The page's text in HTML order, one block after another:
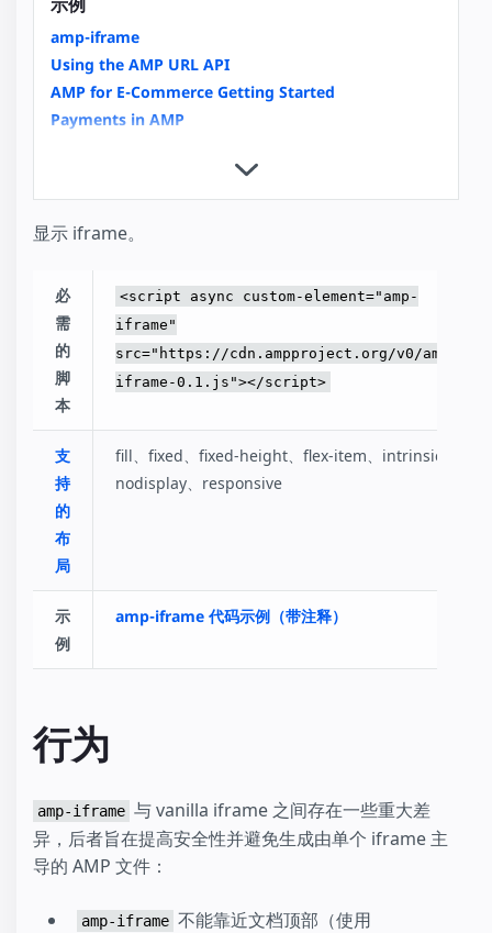
amp-iframe
Using the AMP URL API
AMP for E-Commerce Getting Started
Payments in AMP
Custom Loading Indicators
Integrating Videos in AMP an Overview
Video Carousels with amp-carousel
External User Consent Flow
amp-analytics
Housing
显示 iframe。
必
需
的
脚
本
<script async custom-element="amp-
iframe"
src="https://cdn.ampproject.org/v0/amp-
iframe-0.1.js"></script>
支
持
的
布
局
fill、fixed、fixed-height、flex-item、intrinsic、
nodisplay、responsive
示
例
amp-iframe 代码示例（带注释）
行为
amp-iframe 与 vanilla iframe 之间存在一些重大差
异，后者旨在提高安全性并避免生成由单个 iframe 主
导的 AMP 文件：
amp-iframe 不能靠近文档顶部（使用